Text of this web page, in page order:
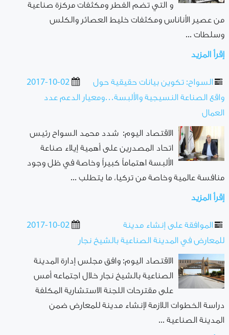
و التي تضم الفطر ومكثفات مركزة صناعية
من عصير الأناناس ومكثفات خليط العصائر والكلس
وسلطات ...
إقرأ المزيد
2017-10-02
السواح: تكوين بيانات حقيقية حول
واقع الصناعة النسيجية والألبسة…ومعيار الدعم عدد
العمال
الاقتصاد اليوم: شدد محمد السواح رئيس
اتحاد المصدرين على أهمية إيلاء صناعة
الألبسة اهتماماً كبيراً وخاصة في ظل وجود
منافسة عالمية وخاصة من تركيا، ما يتطلب ...
إقرأ المزيد
2017-10-02
الموافقة على إنشاء مدينة
للمعارض في المدينة الصناعية بالشيخ نجار
الاقتصاد اليوم: وافق مجلس إدارة المدينة
الصناعية بالشيخ نجار خلال اجتماعه أمس
على مقترحات اللجنة الاستشارية المكلفة
دراسة الخطوات اللازمة لإنشاء مدينة للمعارض ضمن
المدينة الصناعية ...